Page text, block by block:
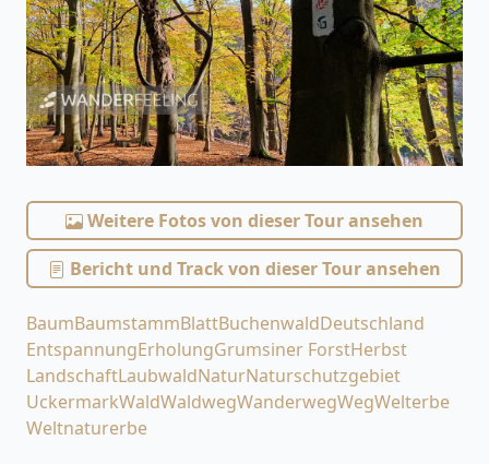
Weitere Fotos von dieser Tour ansehen
Bericht und Track von dieser Tour ansehen
BaumBaumstammBlattBuchenwaldDeutschland
EntspannungErholungGrumsiner ForstHerbst
LandschaftLaubwaldNaturNaturschutzgebiet
UckermarkWaldWaldwegWanderwegWegWelterbe
Weltnaturerbe